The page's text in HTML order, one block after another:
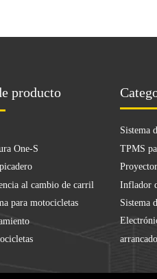
producto
One-S
al cambio de carril
para motocicletas
Sistema
TPMS
Inflador
Sistema